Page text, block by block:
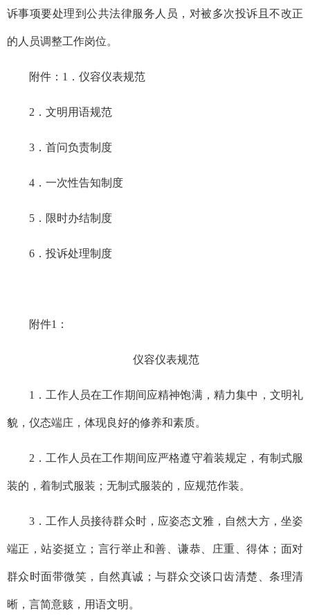
诉事项要处理到公共法律服务人员，对被多次投诉且不改正
的人员调整工作岗位。
附件： 1．仪容仪表规范
2．文明用语规范
3．首问负责制度
4．一次性告知制度
5．限时办结制度
6．投诉处理制度
附件1：
仪容仪表规范
1． 工作人员在工作期间应精神饱满，精力集中，文明礼
貌，仪态端庄，体现良好的修养和素质。
2． 工作人员在工作期间应严格遵守着装规定，有制式服
装的，着制式服装；无制式服装的，应规范作装。
3． 工作人员接待群众时，应姿态文雅，自然大方，坐姿
端正，站姿挺立；言行举止和善、谦恭、庄重、得体；面对
群众时面带微笑，自然真诚；与群众交谈口齿清楚、条理清
晰，言简意赅，用语文明。